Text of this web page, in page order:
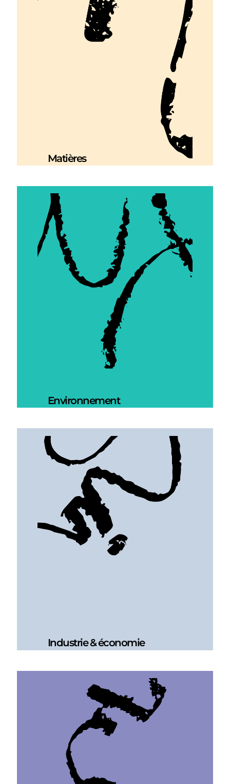
Matières
Environnement
Industrie & économie